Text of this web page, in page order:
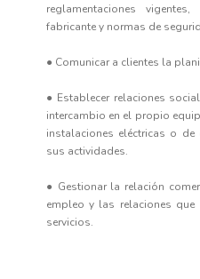
reglamentaciones
fabricante y normas de
● Comunicar a clientes la
● Establecer relaciones
intercambio en el propio
instalaciones eléctricas o
sus actividades.
● Gestionar la relación
empleo y las relaciones
servicios.